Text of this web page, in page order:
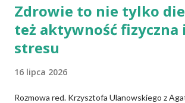
Zdrowie to nie tylko
też aktywność fizyczna
stresu
16 lipca 2026
Rozmowa red. Krzysztofa Ulanowskiego z